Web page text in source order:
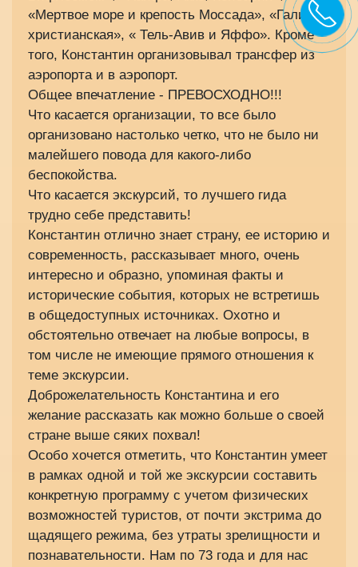
«Мертвое море и крепость Моссада», «Галилея
христианская», « Тель-Авив и Яффо». Кроме
того, Константин организовывал трансфер из
аэропорта и в аэропорт.
Общее впечатление - ПРЕВОСХОДНО!!!
Что касается организации, то все было
организовано настолько четко, что не было ни
малейшего повода для какого-либо
беспокойства.
Что касается экскурсий, то лучшего гида
трудно себе представить!
Константин отлично знает страну, ее историю и
современность, рассказывает много, очень
интересно и образно, упоминая факты и
исторические события, которых не встретишь
в общедоступных источниках. Охотно и
обстоятельно отвечает на любые вопросы, в
том числе не имеющие прямого отношения к
теме экскурсии.
Доброжелательность Константина и его
желание рассказать как можно больше о своей
стране выше сяких похвал!
Особо хочется отметить, что Константин умеет
в рамках одной и той же экскурсии составить
конкретную программу с учетом физических
возможностей туристов, от почти экстрима до
щадящего режима, без утраты зрелищности и
познавательности. Нам по 73 года и для нас